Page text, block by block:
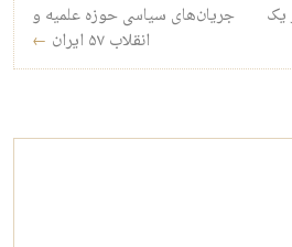
یک
جریان‌های سیاسی حوزه علمیه و
انقلاب ۵۷ ایران
←